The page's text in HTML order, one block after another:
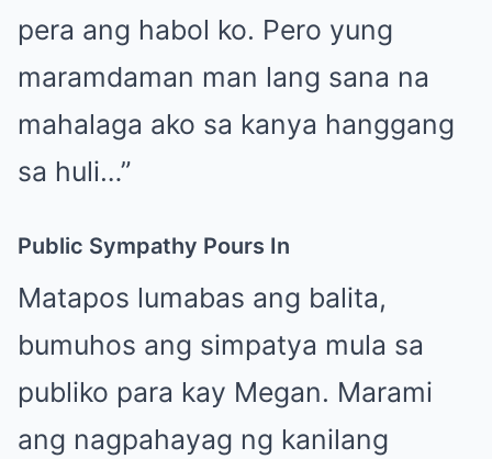
pera ang habol ko. Pero yung
maramdaman man lang sana na
mahalaga ako sa kanya hanggang
sa huli…”
Public Sympathy Pours In
Matapos lumabas ang balita,
bumuhos ang simpatya mula sa
publiko para kay Megan. Marami
ang nagpahayag ng kanilang